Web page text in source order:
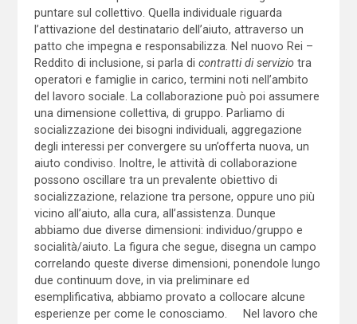
puntare sul collettivo. Quella individuale riguarda
l’attivazione del destinatario dell’aiuto, attraverso un
patto che impegna e responsabilizza. Nel nuovo Rei –
Reddito di inclusione, si parla di contratti di serviziotra
operatori e famiglie in carico, termini noti nell’ambito
del lavoro sociale. La collaborazione può poi assumere
una dimensione collettiva, di gruppo. Parliamo di
socializzazione dei bisogni individuali, aggregazione
degli interessi per convergere su un’offerta nuova, un
aiuto condiviso. Inoltre, le attività di collaborazione
possono oscillare tra un prevalente obiettivo di
socializzazione, relazione tra persone, oppure uno più
vicino all’aiuto, alla cura, all’assistenza. Dunque
abbiamo due diverse dimensioni: individuo/gruppo e
socialità/aiuto. La figura che segue, disegna un campo
correlando queste diverse dimensioni, ponendole lungo
due continuum dove, in via preliminare ed
esemplificativa, abbiamo provato a collocare alcune
esperienze per come le conosciamo.
Nel lavoro che